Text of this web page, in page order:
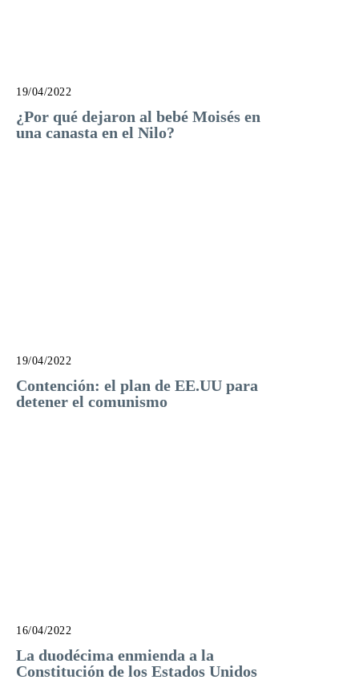
19/04/2022
¿Por qué dejaron al bebé Moisés en
una canasta en el Nilo?
19/04/2022
Contención: el plan de EE.UU para
detener el comunismo
16/04/2022
La duodécima enmienda a la
Constitución de los Estados Unidos